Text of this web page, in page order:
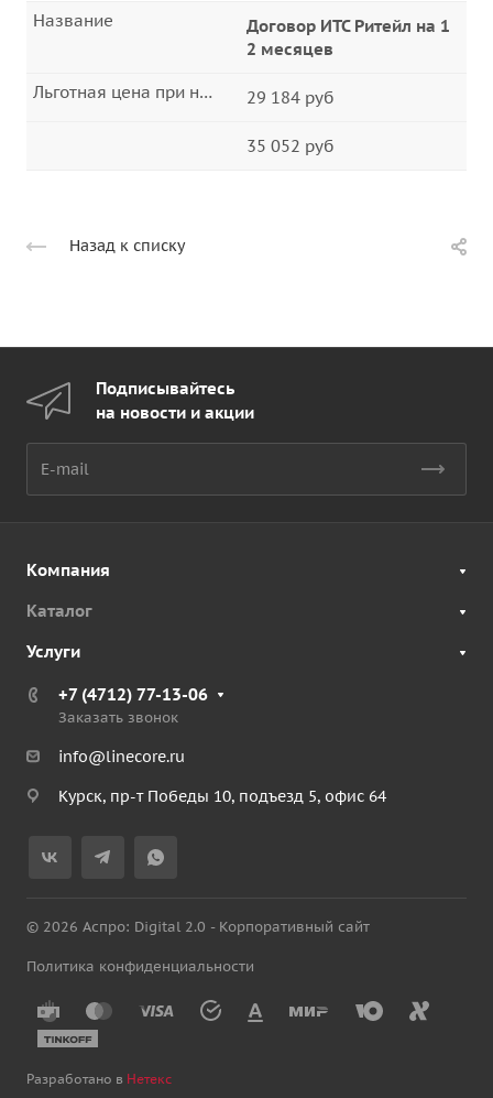
Договор ИТС Ритейл на 1
2 месяцев
Название
29 184 руб
Льготная цена при непрерывном продлении договора
35 052 руб
Назад к списку
Подписывайтесь
на новости и акции
Компания
Каталог
Услуги
+7 (4712) 77-13-06
Заказать звонок
info@linecore.ru
Курск, пр-т Победы 10, подъезд 5, офис 64
© 2026 Аспро: Digital 2.0 - Корпоративный сайт
Политика конфиденциальности
Разработано в Нетекс